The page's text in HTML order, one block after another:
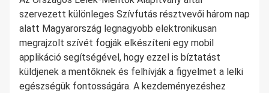
szervezett különleges Szívfutás résztvevői három nap
alatt Magyarország legnagyobb elektronikusan
megrajzolt szívét fogják elkészíteni egy mobil
applikáció segítségével, hogy ezzel is bíztatást
küldjenek a mentőknek és felhívják a figyelmet a lelki
egészségük fontosságára. A kezdeményezéshez